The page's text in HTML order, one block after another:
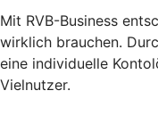
Mit RVB-Business
wirklich brauchen.
eine individuelle
Vielnutzer.